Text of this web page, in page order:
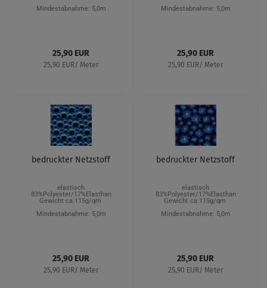
Mindestabnahme: 5,0m
25,90 EUR
25,90 EUR/ Meter
Mindestabnahme: 5,0m
25,90 EUR
25,90 EUR/ Meter
bedruckter Netzstoff
elastisch
83%Polyester/17%Elasthan
Gewicht ca.115g/qm
Mindestabnahme: 5,0m
25,90 EUR
25,90 EUR/ Meter
bedruckter Netzstoff
elastisch
83%Polyester/17%Elasthan
Gewicht ca.115g/qm
Mindestabnahme: 5,0m
25,90 EUR
25,90 EUR/ Meter